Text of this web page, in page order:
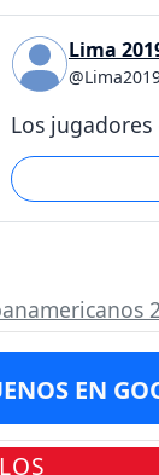
Lima
Los jugadores
EN